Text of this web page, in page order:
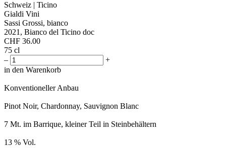
Schweiz | Ticino
Gialdi Vini
Sassi Grossi, bianco
2021, Bianco del Ticino doc
CHF 36.00
75 cl
–
+
in den Warenkorb
Konventioneller Anbau
Pinot Noir, Chardonnay, Sauvignon Blanc
7 Mt. im Barrique, kleiner Teil in Steinbehältern
13 % Vol.